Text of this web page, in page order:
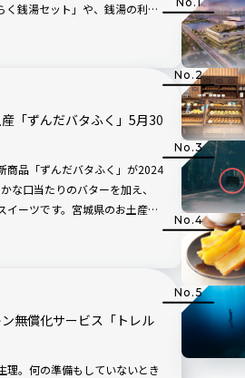
銭湯セット」や、銭湯の利用
東寺エリアのレトロな下町風
「ずんだバタふく」5月30
商品「ずんだバタふく」が2024
口当たりのバターを加え、
イーツです。宮城県のお土産
無償化サービス「トレル
理。何の準備もしていないとき